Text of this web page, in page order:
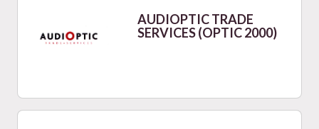
AUDIOPTIC TRADE
SERVICES (OPTIC 2000)